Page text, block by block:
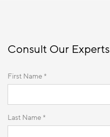
Consult Our Experts
First Name *
Last Name *